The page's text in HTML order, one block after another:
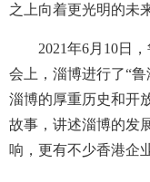
之上向着更光明的未
2021年6月10日，
会上，淄博进行了“
淄博的厚重历史和开
故事，讲述淄博的发
响，更有不少香港企